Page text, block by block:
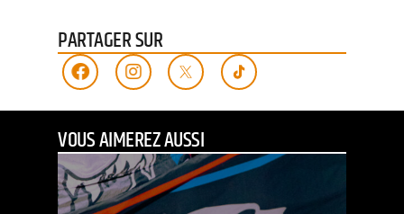
PARTAGER SUR
VOUS AIMEREZ AUSSI